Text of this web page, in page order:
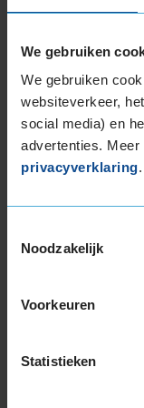
We gebruiken
We gebruiken
websiteverkeer,
social media) en
advertenties. Meer
privacyverklaring.
Noodzakelijk
Voorkeuren
Statistieken
TREKHAKEN
VELGEN
ZOMERBANDEN
Niet
AUTORUITEN